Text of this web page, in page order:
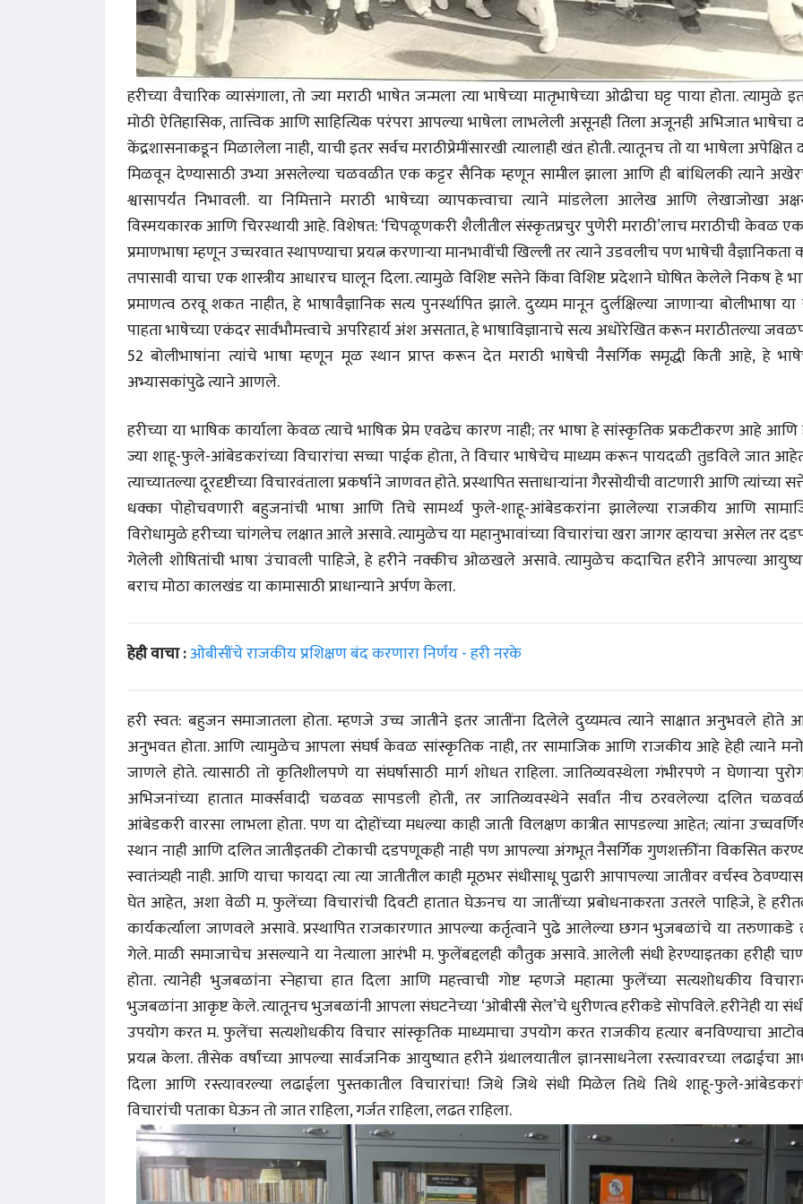
हरीच्या वैचारिक व्यासंगाला, तो ज्या मराठी भाषेत जन्मला त्या भाषेच्या मातृभाषेच्या ओढीचा घट्ट पाया होता. त्यामुळे
मोठी ऐतिहासिक, तात्त्विक आणि साहित्यिक परंपरा आपल्या भाषेला लाभलेली असूनही तिला अजूनही अभिजात भाषेचा
केंद्रशासनाकडून मिळालेला नाही, याची इतर सर्वच मराठीप्रेमींसारखी त्यालाही खंत होती. त्यातूनच तो या भाषेला अपेक्षित
मिळवून देण्यासाठी उभ्या असलेल्या चळवळीत एक कट्टर सैनिक म्हणून सामील झाला आणि ही बांधिलकी त्याने
श्वासापर्यंत निभावली. या निमित्ताने मराठी भाषेच्या व्यापकत्त्वाचा त्याने मांडलेला आलेख आणि लेखाजोखा
विस्मयकारक आणि चिरस्थायी आहे. विशेषत: ‘चिपळूणकरी शैलीतील संस्कृतप्रचुर पुणेरी मराठी’लाच मराठीची केवळ
प्रमाणभाषा म्हणून उच्चरवात स्थापण्याचा प्रयत्न करणाऱ्या मानभावींची खिल्ली तर त्याने उडवलीच पण भाषेची वैज्ञानिकता
तपासावी याचा एक शास्त्रीय आधारच घालून दिला. त्यामुळे विशिष्ट सत्तेने किंवा विशिष्ट प्रदेशाने घोषित केलेले निकष हे
प्रमाणत्व ठरवू शकत नाहीत, हे भाषावैज्ञानिक सत्य पुनर्स्थापित झाले. दुय्यम मानून दुर्लक्षिल्या जाणाऱ्या बोलीभाषा
पाहता भाषेच्या एकंदर सार्वभौमत्त्वाचे अपरिहार्य अंश असतात, हे भाषाविज्ञानाचे सत्य अधोरेखित करून मराठीतल्या
52 बोलीभाषांना त्यांचे भाषा म्हणून मूळ स्थान प्राप्त करून देत मराठी भाषेची नैसर्गिक समृद्धी किती आहे, हे
अभ्यासकांपुढे त्याने आणले.
हरीच्या या भाषिक कार्याला केवळ त्याचे भाषिक प्रेम एवढेच कारण नाही; तर भाषा हे सांस्कृतिक प्रकटीकरण आहे आणि
ज्या शाहू-फुले-आंबेडकरांच्या विचारांचा सच्चा पाईक होता, ते विचार भाषेचेच माध्यम करून पायदळी तुडविले जात
त्याच्यातल्या दूरदृष्टीच्या विचारवंताला प्रकर्षाने जाणवत होते. प्रस्थापित सत्ताधाऱ्यांना गैरसोयीची वाटणारी आणि त्यांच्या
धक्का पोहोचवणारी बहुजनांची भाषा आणि तिचे सामर्थ्य फुले-शाहू-आंबेडकरांना झालेल्या राजकीय आणि
विरोधामुळे हरीच्या चांगलेच लक्षात आले असावे. त्यामुळेच या महानुभावांच्या विचारांचा खरा जागर व्हायचा असेल तर
गेलेली शोषितांची भाषा उंचावली पाहिजे, हे हरीने नक्कीच ओळखले असावे. त्यामुळेच कदाचित हरीने आपल्या
बराच मोठा कालखंड या कामासाठी प्राधान्याने अर्पण केला.
हेही वाचा :ओबीसींचे राजकीय प्रशिक्षण बंद करणारा निर्णय - हरी नरके
हरी स्वत: बहुजन समाजातला होता. म्हणजे उच्च जातीने इतर जातींना दिलेले दुय्यमत्व त्याने साक्षात अनुभवले होते
अनुभवत होता. आणि त्यामुळेच आपला संघर्ष केवळ सांस्कृतिक नाही, तर सामाजिक आणि राजकीय आहे हेही त्याने
जाणले होते. त्यासाठी तो कृतिशीलपणे या संघर्षासाठी मार्ग शोधत राहिला. जातिव्यवस्थेला गंभीरपणे न घेणाऱ्या
अभिजनांच्या हातात मार्क्सवादी चळवळ सापडली होती, तर जातिव्यवस्थेने सर्वांत नीच ठरवलेल्या दलित
आंबेडकरी वारसा लाभला होता. पण या दोहोंच्या मधल्या काही जाती विलक्षण कात्रीत सापडल्या आहेत; त्यांना
स्थान नाही आणि दलित जातीइतकी टोकाची दडपणूकही नाही पण आपल्या अंगभूत नैसर्गिक गुणशक्तींना विकसित
स्वातंत्र्यही नाही. आणि याचा फायदा त्या त्या जातीतील काही मूठभर संधीसाधू पुढारी आपापल्या जातीवर वर्चस्व
घेत आहेत, अशा वेळी म. फुलेंच्या विचारांची दिवटी हातात घेऊनच या जातींच्या प्रबोधनाकरता उतरले पाहिजे, हे
कार्यकर्त्याला जाणवले असावे. प्रस्थापित राजकारणात आपल्या कर्तृत्वाने पुढे आलेल्या छगन भुजबळांचे या तरुणाकडे
गेले. माळी समाजाचेच असल्याने या नेत्याला आरंभी म. फुलेंबद्दलही कौतुक असावे. आलेली संधी हेरण्याइतका हरीही
होता. त्यानेही भुजबळांना स्नेहाचा हात दिला आणि महत्त्वाची गोष्ट म्हणजे महात्मा फुलेंच्या सत्यशोधकीय
भुजबळांना आकृष्ट केले. त्यातूनच भुजबळांनी आपला संघटनेच्या ‘ओबीसी सेल’चे धुरीणत्व हरीकडे सोपविले. हरीनेही या
उपयोग करत म. फुलेंचा सत्यशोधकीय विचार सांस्कृतिक माध्यमाचा उपयोग करत राजकीय हत्यार बनविण्याचा
प्रयत्न केला. तीसेक वर्षांच्या आपल्या सार्वजनिक आयुष्यात हरीने ग्रंथालयातील ज्ञानसाधनेला रस्त्यावरच्या लढाईचा
दिला आणि रस्त्यावरल्या लढाईला पुस्तकातील विचारांचा! जिथे जिथे संधी मिळेल तिथे तिथे शाहू-फुले-
विचारांची पताका घेऊन तो जात राहिला, गर्जत राहिला, लढत राहिला.
अंक वाचण्यासाठी येथे क्लिक करा.. अंक वाचण्यासाठी येथे क्लिक करा..
धार्मिक व सामाजिक सुधारणा हे पुस्तक खरेदी
करण्यासाठी येथे क्लिक करा.
भारतीय अर्थकारणावरील निबंध हे पुस्तक
खरेदी करण्यासाठी येथे क्लिक करा.
चीन भेटीतील भाषणे - रवींद्रनाथ टागोर
(अनुवाद सानिया कर्णिक )